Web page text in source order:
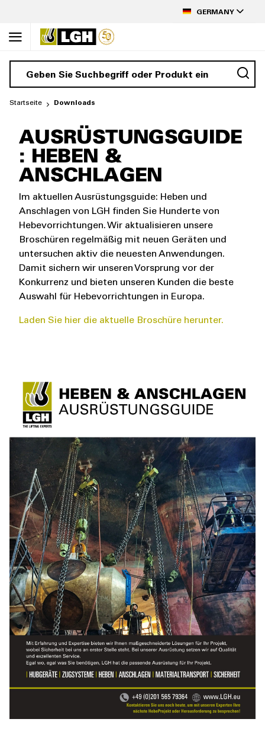
GERMANY
Startseite Downloads
AUSRÜSTUNGSGUIDE
: HEBEN &
ANSCHLAGEN
Im aktuellen Ausrüstungsguide: Heben und
Anschlagen von LGH finden Sie Hunderte von
Hebevorrichtungen. Wir aktualisieren unsere
Broschüren regelmäßig mit neuen Geräten und
untersuchen aktiv die neuesten Anwendungen.
Damit sichern wir unseren Vorsprung vor der
Konkurrenz und bieten unseren Kunden die beste
Auswahl für Hebevorrichtungen in Europa.
Laden Sie hier die aktuelle Broschüre herunter.